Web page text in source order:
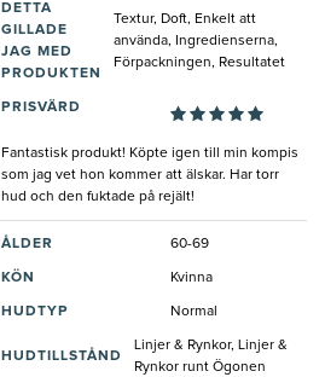
DETTA
GILLADE
JAG MED
PRODUKTEN
Textur, Doft, Enkelt att
använda, Ingredienserna,
Förpackningen, Resultatet
PRISVÄRD
Fantastisk produkt! Köpte igen till min kompis
som jag vet hon kommer att älskar. Har torr
hud och den fuktade på rejält!
ÅLDER 60-69
KÖN Kvinna
HUDTYP Normal
HUDTILLSTÅND
Linjer & Rynkor, Linjer &
Rynkor runt Ögonen